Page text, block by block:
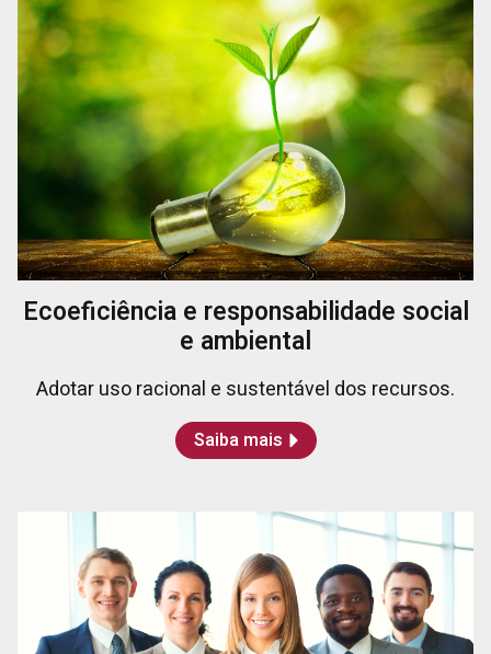
Ecoeficiência e responsabilidade social
e ambiental
Adotar uso racional e sustentável dos recursos.
Saiba mais